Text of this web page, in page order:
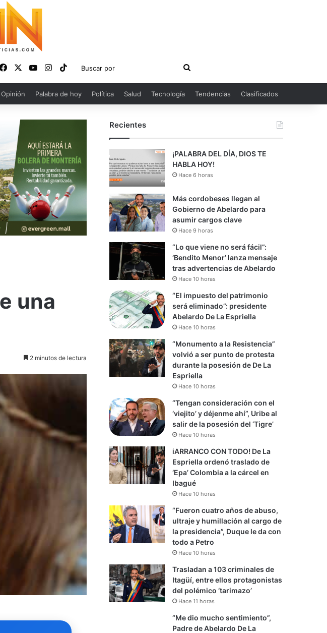
FacebookYouTubeInstagram
TikTok
Buscar
por
Opinión Palabra de hoy Política Salud Tecnología Tendencias Clasificados
una
2 minutos de lectura
Recientes
¡PALABRA DEL DÍA, DIOS TE
HABLA HOY!
Hace 6 horas
Más cordobeses llegan al
Gobierno de Abelardo para
asumir cargos clave
Hace 9 horas
“Lo que viene no será fácil”:
‘Bendito Menor’ lanza mensaje
tras advertencias de Abelardo
Hace 10 horas
“El impuesto del patrimonio
será eliminado”: presidente
Abelardo De La Espriella
Hace 10 horas
“Monumento a la Resistencia”
volvió a ser punto de protesta
durante la posesión de De La
Espriella
Hace 10 horas
“Tengan consideración con el
‘viejito’ y déjenme ahí”, Uribe al
salir de la posesión del ‘Tigre’
Hace 10 horas
iARRANCO CON TODO! De La
Espriella ordenó traslado de
‘Epa’ Colombia a la cárcel en
Ibagué
Hace 10 horas
“Fueron cuatro años de abuso,
ultraje y humillación al cargo de
la presidencia”, Duque le da con
todo a Petro
Hace 10 horas
Trasladan a 103 criminales de
Itagüí, entre ellos protagonistas
del polémico ‘tarimazo’
Hace 11 horas
“Me dio mucho sentimiento”,
Padre de Abelardo De La